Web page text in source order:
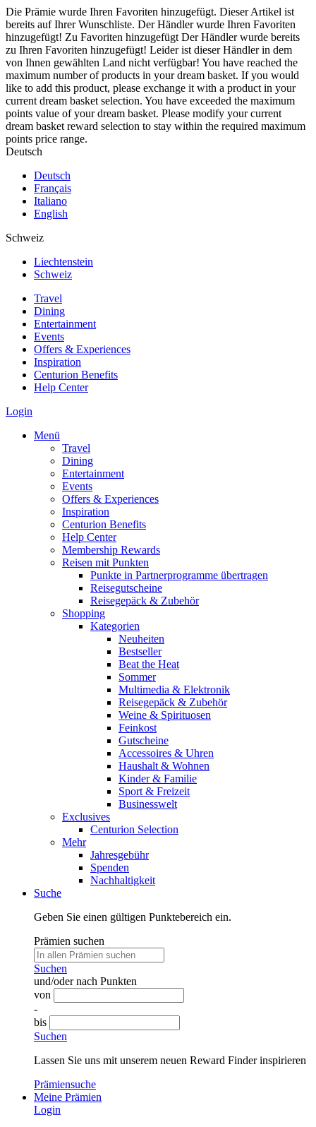
Die Prämie wurde Ihren Favoriten hinzugefügt. Dieser Artikel ist
bereits auf Ihrer Wunschliste. Der Händler wurde Ihren Favoriten
hinzugefügt! Zu Favoriten hinzugefügt Der Händler wurde bereits
zu Ihren Favoriten hinzugefügt! Leider ist dieser Händler in dem
von Ihnen gewählten Land nicht verfügbar! You have reached the
maximum number of products in your dream basket. If you would
like to add this product, please exchange it with a product in your
current dream basket selection. You have exceeded the maximum
points value of your dream basket. Please modify your current
dream basket reward selection to stay within the required maximum
points price range.
Deutsch
Deutsch
Français
Italiano
English
Schweiz
Liechtenstein
Schweiz
Travel
Dining
Entertainment
Events
Offers & Experiences
Inspiration
Centurion Benefits
Help Center
Login
Menü
Travel
Dining
Entertainment
Events
Offers & Experiences
Inspiration
Centurion Benefits
Help Center
Membership Rewards
Reisen mit Punkten
Punkte in Partnerprogramme übertragen
Reisegutscheine
Reisegepäck & Zubehör
Shopping
Kategorien
Neuheiten
Bestseller
Beat the Heat
Sommer
Multimedia & Elektronik
Reisegepäck & Zubehör
Weine & Spirituosen
Feinkost
Gutscheine
Accessoires & Uhren
Haushalt & Wohnen
Kinder & Familie
Sport & Freizeit
Businesswelt
Exclusives
Centurion Selection
Mehr
Jahresgebühr
Spenden
Nachhaltigkeit
Suche
Geben Sie einen gültigen Punktebereich ein.
Prämien suchen
Suchen
und/oder nach Punkten
von
-
bis
Suchen
Lassen Sie uns mit unserem neuen Reward Finder inspirieren
Prämiensuche
Meine Prämien
Login